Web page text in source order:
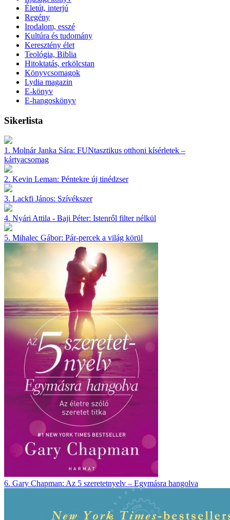
Életút, interjú
Regény
Irodalom, esszé
Kultúra és tudomány
Keresztény élet
Teológia, Biblia
Hitoktatás, erkölcstan
Könyvcsomagok
Lydia magazin
E-könyv
E-hangoskönyv
Sikerlista
1. Molnár Janka Sára: FUNtasztikus otthoni kísérletek –
kártyacsomag
2. Kevin Leman: Péntekre új tinédzser
3. Lackfi János: Szívékszer
4. Nyári Attila - Baji Péter: Istenről filter nélkül
5. Mihalec Gábor: Pár-percek a világ körül
6. Gary Chapman: Az 5 szeretetnyelv – Egymásra hangolva